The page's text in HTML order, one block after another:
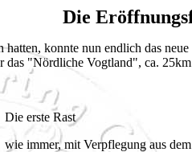
Die
hatten, konnte nun endlich das
das "Nördliche Vogtland", ca.
Die erste Rast
wie immer, mit Verpflegung aus dem